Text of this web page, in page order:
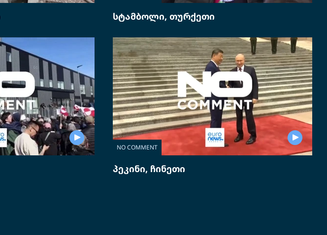
სტამბოლი, თურქეთი
NO COMMENT
პეკინი, ჩინეთი